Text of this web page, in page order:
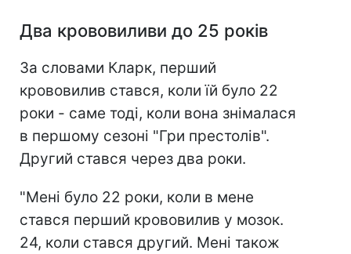
Два крововиливи до 25 років
За словами Кларк, перший
крововилив стався, коли їй було 22
роки - саме тоді, коли вона знімалася
в першому сезоні "Гри престолів".
Другий стався через два роки.
"Мені було 22 роки, коли в мене
стався перший крововилив у мозок.
24, коли стався другий. Мені також